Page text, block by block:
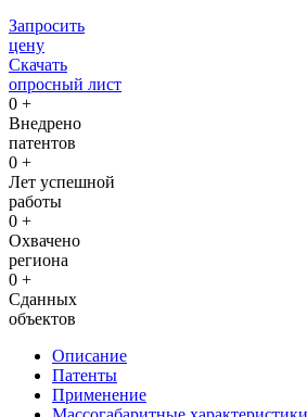
Запросить
цену
Скачать
опросный лист
0 +
Внедрено
патентов
0 +
Лет успешной
работы
0 +
Охвачено
региона
0 +
Сданных
объектов
Описание
Патенты
Применение